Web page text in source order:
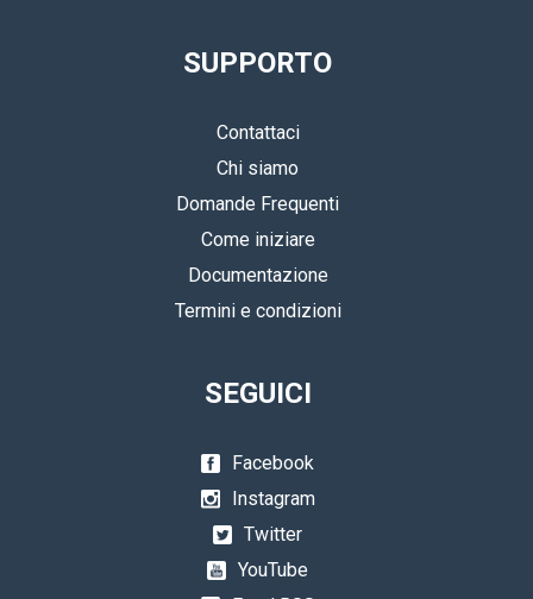
SUPPORTO
Contattaci
Chi siamo
Domande Frequenti
Come iniziare
Documentazione
Termini e condizioni
SEGUICI
Facebook
Instagram
Twitter
YouTube